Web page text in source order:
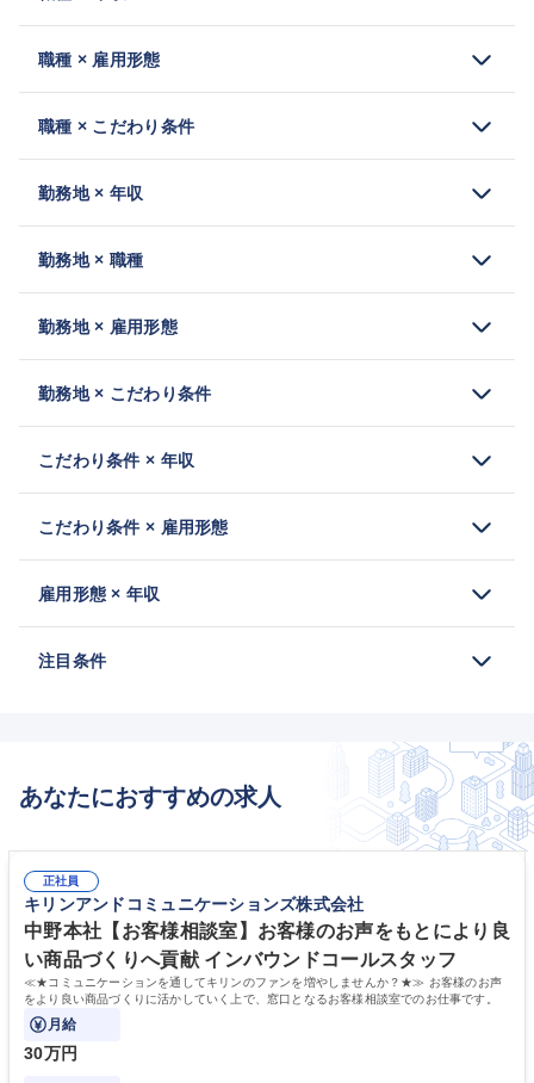
職種 × 雇用形態
職種 × こだわり条件
勤務地 × 年収
勤務地 × 職種
勤務地 × 雇用形態
勤務地 × こだわり条件
こだわり条件 × 年収
こだわり条件 × 雇用形態
雇用形態 × 年収
注目条件
あなたにおすすめの求人
正社員
キリンアンドコミュニケーションズ株式会社
中野本社【お客様相談室】お客様のお声をもとにより良
い商品づくりへ貢献 インバウンドコールスタッフ
≪★コミュニケーションを通してキリンのファンを増やしませんか？★≫ お客様のお声
をより良い商品づくりに活かしていく上で、窓口となるお客様相談室でのお仕事です。
月給
30万円